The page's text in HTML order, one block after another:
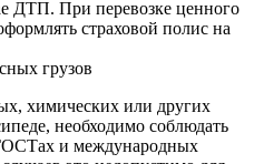
ДТП. При перевозке ценного
страховой полис на
грузов
химических или других
необходимо соблюдать
и международных